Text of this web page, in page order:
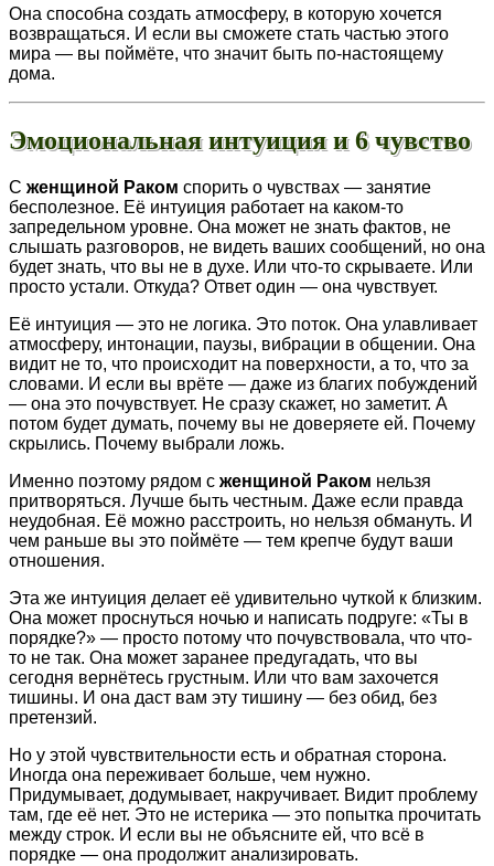
Она способна создать атмосферу, в которую хочется
возвращаться. И если вы сможете стать частью этого
мира — вы поймёте, что значит быть по-настоящему
дома.
Эмоциональная интуиция и 6 чувство
С женщиной Раком спорить о чувствах — занятие
бесполезное. Её интуиция работает на каком-то
запредельном уровне. Она может не знать фактов, не
слышать разговоров, не видеть ваших сообщений, но она
будет знать, что вы не в духе. Или что-то скрываете. Или
просто устали. Откуда? Ответ один — она чувствует.
Её интуиция — это не логика. Это поток. Она улавливает
атмосферу, интонации, паузы, вибрации в общении. Она
видит не то, что происходит на поверхности, а то, что за
словами. И если вы врёте — даже из благих побуждений
— она это почувствует. Не сразу скажет, но заметит. А
потом будет думать, почему вы не доверяете ей. Почему
скрылись. Почему выбрали ложь.
Именно поэтому рядом с женщиной Раком нельзя
притворяться. Лучше быть честным. Даже если правда
неудобная. Её можно расстроить, но нельзя обмануть. И
чем раньше вы это поймёте — тем крепче будут ваши
отношения.
Эта же интуиция делает её удивительно чуткой к близким.
Она может проснуться ночью и написать подруге: «Ты в
порядке?» — просто потому что почувствовала, что что-
то не так. Она может заранее предугадать, что вы
сегодня вернётесь грустным. Или что вам захочется
тишины. И она даст вам эту тишину — без обид, без
претензий.
Но у этой чувствительности есть и обратная сторона.
Иногда она переживает больше, чем нужно.
Придумывает, додумывает, накручивает. Видит проблему
там, где её нет. Это не истерика — это попытка прочитать
между строк. И если вы не объясните ей, что всё в
порядке — она продолжит анализировать.